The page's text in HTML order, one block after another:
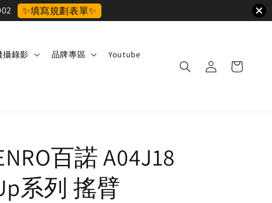
✨填寫規劃表單✨
攝錄影 品牌專區 Youtube
百諾 A04J18
系列 搖臂